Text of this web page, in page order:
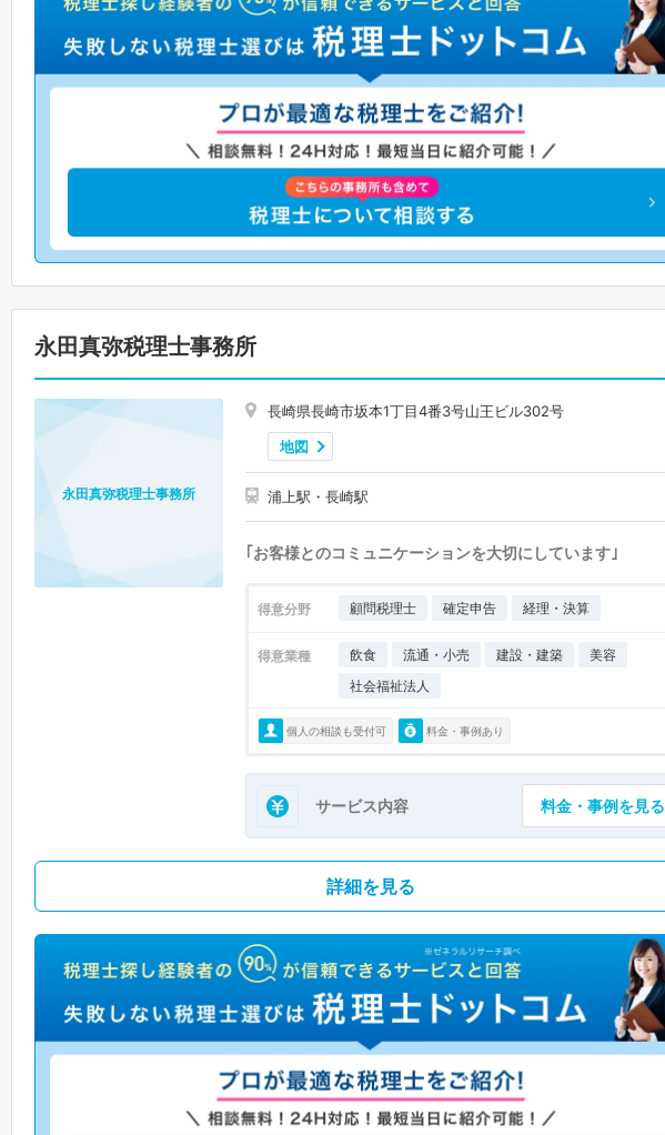
永田真弥税理士事務所
長崎県長崎市坂本1丁目4番3号山王ビル302号
地図
浦上駅・長崎駅
｢お客様とのコミュニケーションを大切にしています｣
得意分野 顧問税理士 確定申告 経理・決算
得意業種 飲食 流通・小売 建設・建築
美容
社会福祉法人
個人の相談も受付可 料金・事例あり
永田真弥税理士事務所
サービス内容 料金・事例を見る
詳細を見る